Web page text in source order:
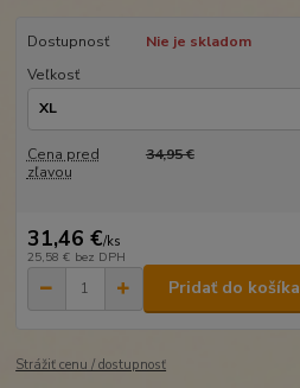
Dostupnosť
Nie je skladom
Veľkosť
Cena pred
zľavou
34,95 €
31,46 €/ks
25,58 € bez DPH
Pridať do košíka
Strážiť cenu / dostupnosť